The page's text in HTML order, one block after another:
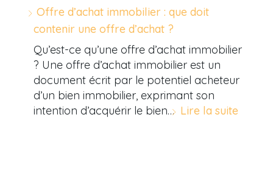
Offre d’achat immobilier : que doit
contenir une offre d’achat ?
Qu’est-ce qu’une offre d’achat immobilier
? Une offre d’achat immobilier est un
document écrit par le potentiel acheteur
d’un bien immobilier, exprimant son
intention d’acquérir le bien… Lire la suite